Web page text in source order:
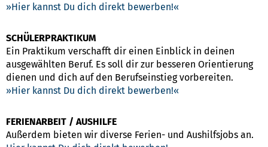
Hier kannst Du dich direkt bewerben!
SCHÜLERPRAKTIKUM
Ein Praktikum verschafft dir einen Einblick in deinen
ausgewählten Beruf. Es soll dir zur besseren Orientierung
dienen und dich auf den Berufseinstieg vorbereiten.
Hier kannst Du dich direkt bewerben!
FERIENARBEIT / AUSHILFE
Außerdem bieten wir diverse Ferien- und Aushilfsjobs an.